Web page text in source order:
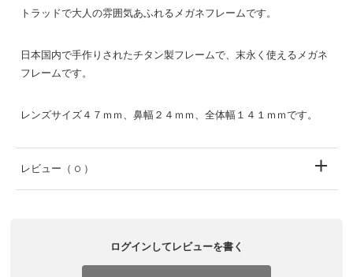
トラッドで大人の雰囲気あふれるメガネフレームです。
日本国内で手作りされたチタン製フレームで、末永く使えるメガネ
フレームです。
レンズサイズ４７ｍｍ、鼻幅２４ｍｍ、全体幅１４１ｍｍです。
レビュー （ 0 ）
ログインしてレビューを書く